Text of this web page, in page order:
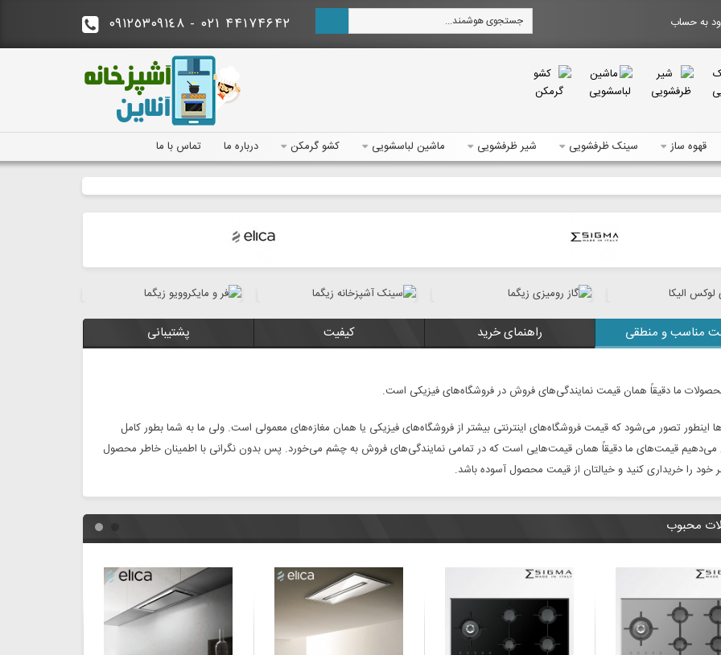
به حساب ۴۴۱۷۴۶۴۲ ۰۲۱ - ٠٩١٢٥٣٠٩١٤٨
قهوه ساز سینک ظرفشویی شیر ظرفشویی ماشین لباسشویی کشو گرمکن درباره‌ ما تماس با ما
مناسب و منطقی راهنمای خرید کیفیت پشتیبانی
ما دقیقاً همان قیمت نمایندگی‌های فروش در فروشگاه‌های فیزیکی است.
اینطور تصور می‌شود که قیمت فروشگاه‌های اینترنتی بیشتر از فروشگاه‌های فیزیکی یا همان مغازه‌های معمولی است. ولی ما به شما بطور کامل
می‌دهیم قیمت‌های ما دقیقاً همان قیمت‌هایی است که در تمامی نمایندگی‌های فروش به چشم می‌خورد. پس بدون نگرانی با اطمینان خاطر محصول
خود را خریداری کنید و خیالتان از قیمت محصول آسوده باشد.
محبوب